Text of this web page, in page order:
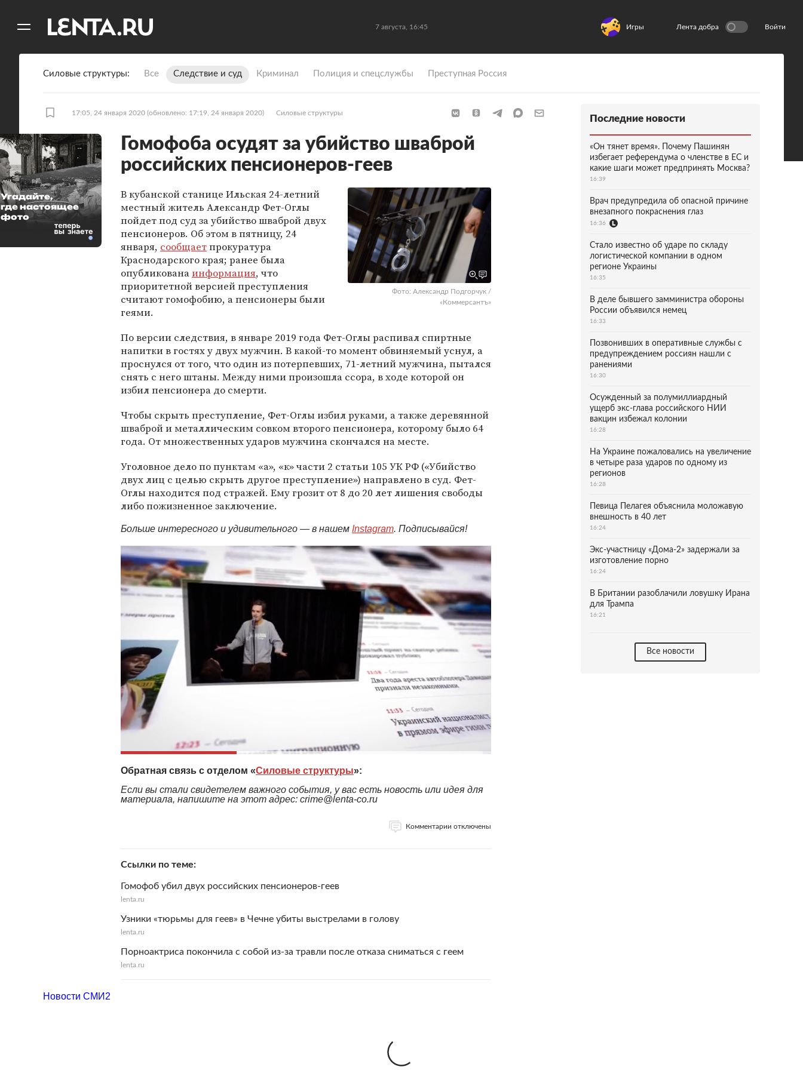
7 августа, 16:45 Игры Лента добра Войти
Силовые структуры Все Следствие и суд Криминал Полиция и спецслужбы Преступная Россия
17:05, 24 января 2020 (обновлено: 17:19, 24 января 2020) Силовые структуры
Гомофоба осудят за убийство шваброй
российских пенсионеров-геев
Фото: Александр Подгорчук /
«Коммерсантъ»
В кубанской станице Ильская 24-летний
местный житель Александр Фет-Оглы
пойдет под суд за убийство шваброй двух
пенсионеров. Об этом в пятницу, 24
января, сообщаетпрокуратура
Краснодарского края; ранее была
опубликованаинформация, что
приоритетной версией преступления
считают гомофобию, а пенсионеры были
геями.
По версии следствия, в январе 2019 года Фет-Оглы распивал спиртные
напитки в гостях у двух мужчин. В какой-то момент обвиняемый уснул, а
проснулся от того, что один из потерпевших, 71-летний мужчина, пытался
снять с него штаны. Между ними произошла ссора, в ходе которой он
избил пенсионера до смерти.
Чтобы скрыть преступление, Фет-Оглы избил руками, а также деревянной
шваброй и металлическим совком второго пенсионера, которому было 64
года. От множественных ударов мужчина скончался на месте.
Уголовное дело по пунктам «а», «к» части 2 статьи 105 УК РФ («Убийство
двух лиц с целью скрыть другое преступление») направлено в суд. Фет-
Оглы находится под стражей. Ему грозит от 8 до 20 лет лишения свободы
либо пожизненное заключение.
Больше интересного и удивительного — в нашем Instagram. Подписывайся!
Обратная связь с отделом «Силовые структуры»:
Если вы стали свидетелем важного события, у вас есть новость или идея для
материала, напишите на этот адрес: crime@lenta-co.ru
Комментарии отключены
Ссылки по теме
Гомофоб убил двух российских пенсионеров-геев
lenta.ru
Узники «тюрьмы для геев» в Чечне убиты выстрелами в голову
lenta.ru
Порноактриса покончила с собой из-за травли после отказа сниматься с геем
lenta.ru
Угадайте,
где настоящее
фото
Последние новости
«Он тянет время». Почему Пашинян
избегает референдума о членстве в ЕС и
какие шаги может предпринять Москва?
16:39
Врач предупредила об опасной причине
внезапного покраснения глаз
16:36
Стало известно об ударе по складу
логистической компании в одном
регионе Украины
16:35
В деле бывшего замминистра обороны
России объявился немец
16:33
Позвонивших в оперативные службы с
предупреждением россиян нашли с
ранениями
16:30
Осужденный за полумиллиардный
ущерб экс-глава российского НИИ
вакцин избежал колонии
16:28
На Украине пожаловались на увеличение
в четыре раза ударов по одному из
регионов
16:28
Певица Пелагея объяснила моложавую
внешность в 40 лет
16:24
Экс-участницу «Дома-2» задержали за
изготовление порно
16:24
В Британии разоблачили ловушку Ирана
для Трампа
16:21
Все новости
Новости СМИ2